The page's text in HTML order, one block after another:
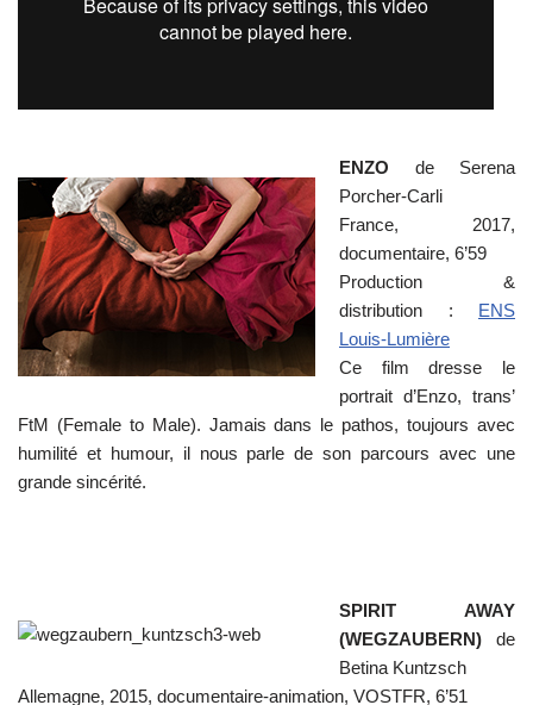
ENZO de Serena
Porcher-Carli
France, 2017,
documentaire, 6’59
Production &
distribution : ENS
Louis-Lumière
Ce film dresse le
portrait d’Enzo, trans’
FtM (Female to Male). Jamais dans le pathos, toujours avec
humilité et humour, il nous parle de son parcours avec une
grande sincérité.
SPIRIT AWAY
(WEGZAUBERN) de
Betina Kuntzsch
Allemagne, 2015, documentaire-animation, VOSTFR, 6’51